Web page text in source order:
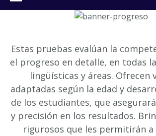
Estas pruebas evalúan la
el progreso en detalle, en todas
lingüísticas y áreas. Ofrecen
adaptadas según la edad y
de los estudiantes, que
y precisión en los resultados.
rigurosos que les permitirán